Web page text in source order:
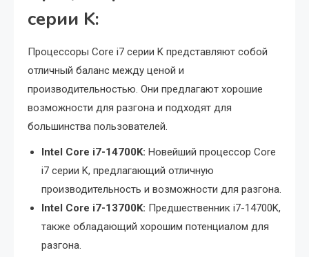
серии K:
Процессоры Core i7 серии K представляют собой
отличный баланс между ценой и
производительностью. Они предлагают хорошие
возможности для разгона и подходят для
большинства пользователей.
Intel Core i7-14700K: Новейший процессор Core
i7 серии K, предлагающий отличную
производительность и возможности для разгона.
Intel Core i7-13700K: Предшественник i7-14700K,
также обладающий хорошим потенциалом для
разгона.